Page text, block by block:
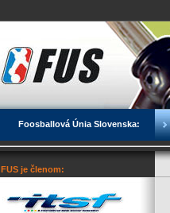
Foosballová Únia Slovenska:
FUS je členom: